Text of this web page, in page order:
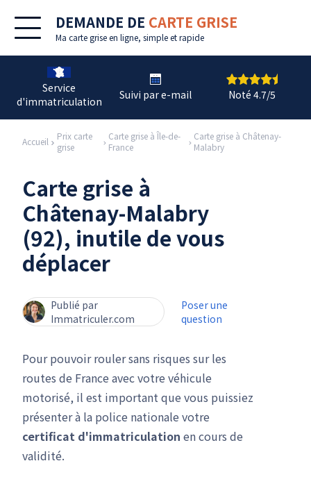
DEMANDE DE CARTE GRISE
Ma carte grise en ligne, simple et rapide
Service
d'immatriculation
Suivi par e-mail Noté 4.7/5
Accueil
Prix carte
grise
Carte grise à Île-de-
France
Carte grise à Châtenay-
Malabry
Carte grise à
Châtenay-Malabry
(92), inutile de vous
déplacer
Publié par
Immatriculer.com
Poser une
question
Pour pouvoir rouler sans risques sur les
routes de France avec votre véhicule
motorisé, il est important que vous puissiez
présenter à la police nationale votre
certificat d'immatriculation en cours de
validité.